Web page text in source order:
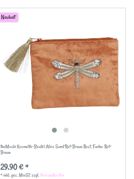
Neuheit
theMoshi Kosmetik-Beutel Alice Samt Rot-Braun Rost, Farbe: Rot-
Braun
29,90 € *
*inkl. ges. MwSt.zzgl.Versandkosten